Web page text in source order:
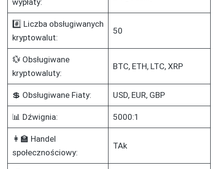
wypłaty:
#️⃣ Liczba obsługiwanych
kryptowalut:
50
💱 Obsługiwane
kryptowaluty:
BTC, ETH, LTC, XRP
💲 Obsługiwane Fiaty: USD, EUR, GBP
📊 Dźwignia: 5000:1
👩‍🏫 Handel
społecznościowy:
TAk